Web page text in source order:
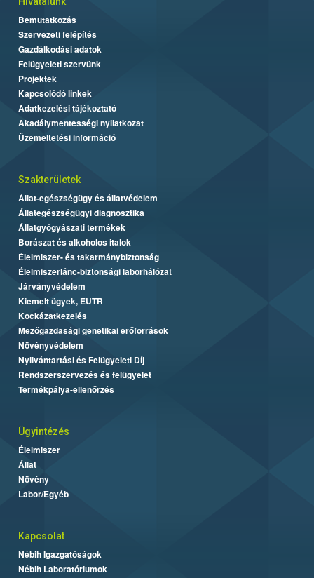
Bemutatkozás
Szervezeti felépítés
Gazdálkodási adatok
Felügyeleti szervünk
Projektek
Kapcsolódó linkek
Adatkezelési tájékoztató
Akadálymentességi nyilatkozat
Üzemeltetési információ
Szakterületek
Állat-egészségügy és állatvédelem
Állategészségügyi diagnosztika
Állatgyógyászati termékek
Borászat és alkoholos italok
Élelmiszer- és takarmánybiztonság
Élelmiszerlánc-biztonsági laborhálózat
Járványvédelem
Kiemelt ügyek, EUTR
Kockázatkezelés
Mezőgazdasági genetikai erőforrások
Növényvédelem
Nyilvántartási és Felügyeleti Díj
Rendszerszervezés és felügyelet
Termékpálya-ellenőrzés
Ügyintézés
Élelmiszer
Állat
Növény
Labor/Egyéb
Kapcsolat
Nébih Igazgatóságok
Nébih Laboratóriumok